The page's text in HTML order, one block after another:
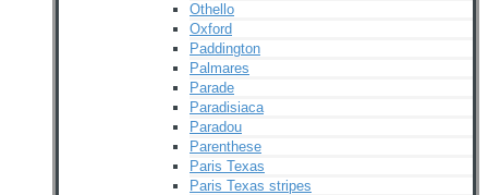
Othello
Oxford
Paddington
Palmares
Parade
Paradisiaca
Paradou
Parenthese
Paris Texas
Paris Texas stripes